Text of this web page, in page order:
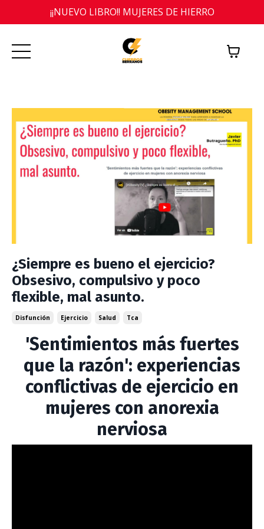
¡¡NUEVO LIBRO!! MUJERES DE HIERRO
¿Siempre es bueno el ejercicio?
Obsesivo, compulsivo y poco
flexible, mal asunto.
Disfunción Ejercicio Salud Tca
'Sentimientos más fuertes
que la razón': experiencias
conflictivas de ejercicio en
mujeres con anorexia
nerviosa